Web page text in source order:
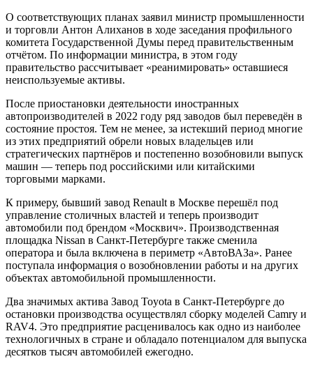
О соответствующих планах заявил министр промышленности
и торговли Антон Алиханов в ходе заседания профильного
комитета Государственной Думы перед правительственным
отчётом. По информации министра, в этом году
правительство рассчитывает «реанимировать» оставшиеся
неиспользуемые активы.
После приостановки деятельности иностранных
автопроизводителей в 2022 году ряд заводов был переведён в
состояние простоя. Тем не менее, за истекший период многие
из этих предприятий обрели новых владельцев или
стратегических партнёров и постепенно возобновили выпуск
машин — теперь под российскими или китайскими
торговыми марками.
К примеру, бывший завод Renault в Москве перешёл под
управление столичных властей и теперь производит
автомобили под брендом «Москвич». Производственная
площадка Nissan в Санкт-Петербурге также сменила
оператора и была включена в периметр «АвтоВАЗа». Ранее
поступала информация о возобновлении работы и на других
объектах автомобильной промышленности.
Два значимых актива Завод Toyota в Санкт-Петербурге до
остановки производства осуществлял сборку моделей Camry и
RAV4. Это предприятие расценивалось как одно из наиболее
технологичных в стране и обладало потенциалом для выпуска
десятков тысяч автомобилей ежегодно.